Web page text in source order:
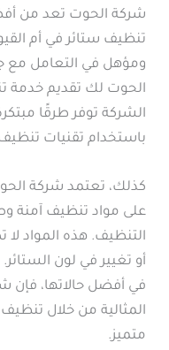
شركة الحوت تعد من
تنظيف ستائر في أم
ومؤهل في التعامل مع
الحوت لك تقديم خدمة
الشركة توفر طرقًا
باستخدام تقنيات
كذلك، تعتمد شركة
على مواد تنظيف آمنة
التنظيف. هذه المواد
أو تغيير في لون
في أفضل حالاتها، فإن
المثالية من خلال
متميز.